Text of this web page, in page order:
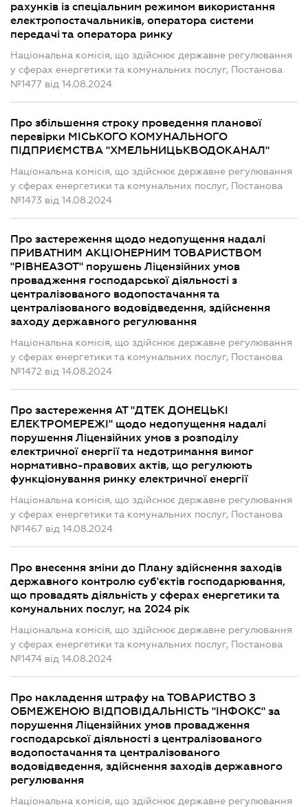
рахунків із спеціальним режимом використання
електропостачальників, оператора системи
передачі та оператора ринку
Національна комісія, що здійснює державне регулювання
у сферах енергетики та комунальних послуг, Постанова
№1477 від 14.08.2024
Про збільшення строку проведення планової
перевірки МІСЬКОГО КОМУНАЛЬНОГО
ПІДПРИЄМСТВА "ХМЕЛЬНИЦЬКВОДОКАНАЛ"
Національна комісія, що здійснює державне регулювання
у сферах енергетики та комунальних послуг, Постанова
№1473 від 14.08.2024
Про застереження щодо недопущення надалі
ПРИВАТНИМ АКЦІОНЕРНИМ ТОВАРИСТВОМ
"РІВНЕАЗОТ" порушень Ліцензійних умов
провадження господарської діяльності з
централізованого водопостачання та
централізованого водовідведення, здійснення
заходу державного регулювання
Національна комісія, що здійснює державне регулювання
у сферах енергетики та комунальних послуг, Постанова
№1472 від 14.08.2024
Про застереження АТ "ДТЕК ДОНЕЦЬКІ
ЕЛЕКТРОМЕРЕЖІ" щодо недопущення надалі
порушення Ліцензійних умов з розподілу
електричної енергії та недотримання вимог
нормативно-правових актів, що регулюють
функціонування ринку електричної енергії
Національна комісія, що здійснює державне регулювання
у сферах енергетики та комунальних послуг, Постанова
№1467 від 14.08.2024
Про внесення зміни до Плану здійснення заходів
державного контролю суб'єктів господарювання,
що провадять діяльність у сферах енергетики та
комунальних послуг, на 2024 рік
Національна комісія, що здійснює державне регулювання
у сферах енергетики та комунальних послуг, Постанова
№1474 від 14.08.2024
Про накладення штрафу на ТОВАРИСТВО З
ОБМЕЖЕНОЮ ВІДПОВІДАЛЬНІСТЬ "ІНФОКС" за
порушення Ліцензійних умов провадження
господарської діяльності з централізованого
водопостачання та централізованого
водовідведення, здійснення заходів державного
регулювання
Національна комісія, що здійснює державне регулювання